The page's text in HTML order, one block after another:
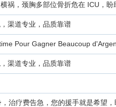
祸，颈胸多部位骨折危在 ICU，盼
渠道专业，品质靠谱
Pour Gagner Beaucoup
渠道专业，品质靠谱
治疗费告急，您的援手就是希望，